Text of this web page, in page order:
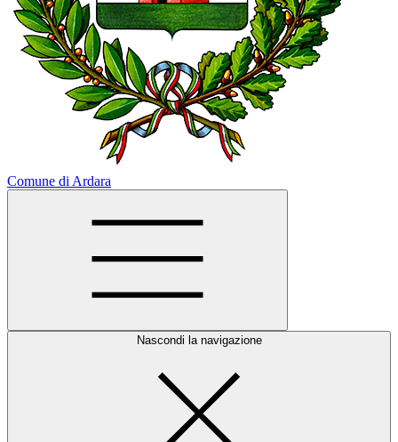
Comune di Ardara
Nascondi la navigazione